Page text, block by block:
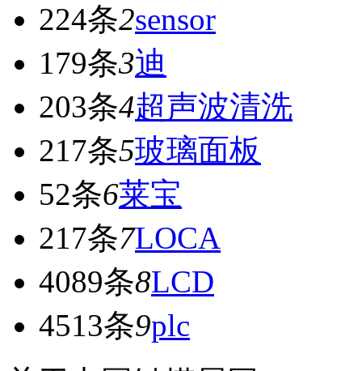
224条2sensor
179条3迪
203条4超声波清洗
217条5玻璃面板
52条6莱宝
217条7LOCA
4089条8LCD
4513条9plc